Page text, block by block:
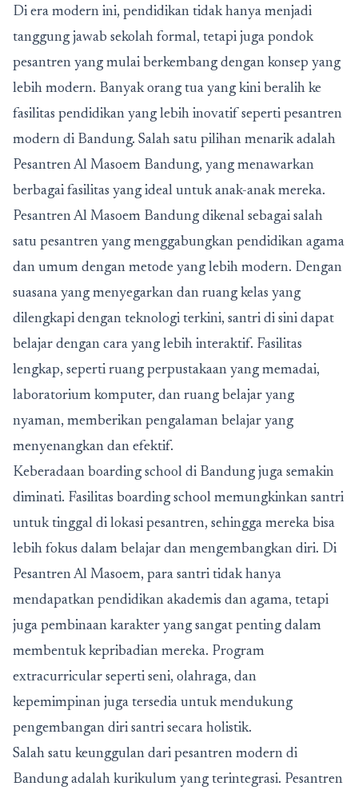
Di era modern ini, pendidikan tidak hanya menjadi
tanggung jawab sekolah formal, tetapi juga pondok
pesantren yang mulai berkembang dengan konsep yang
lebih modern. Banyak orang tua yang kini beralih ke
fasilitas pendidikan yang lebih inovatif seperti pesantren
modern di Bandung. Salah satu pilihan menarik adalah
Pesantren Al Masoem Bandung, yang menawarkan
berbagai fasilitas yang ideal untuk anak-anak mereka.
Pesantren Al Masoem Bandung dikenal sebagai salah
satu pesantren yang menggabungkan pendidikan agama
dan umum dengan metode yang lebih modern. Dengan
suasana yang menyegarkan dan ruang kelas yang
dilengkapi dengan teknologi terkini, santri di sini dapat
belajar dengan cara yang lebih interaktif. Fasilitas
lengkap, seperti ruang perpustakaan yang memadai,
laboratorium komputer, dan ruang belajar yang
nyaman, memberikan pengalaman belajar yang
menyenangkan dan efektif.
Keberadaan boarding school di Bandung juga semakin
diminati. Fasilitas boarding school memungkinkan santri
untuk tinggal di lokasi pesantren, sehingga mereka bisa
lebih fokus dalam belajar dan mengembangkan diri. Di
Pesantren Al Masoem, para santri tidak hanya
mendapatkan pendidikan akademis dan agama, tetapi
juga pembinaan karakter yang sangat penting dalam
membentuk kepribadian mereka. Program
extracurricular seperti seni, olahraga, dan
kepemimpinan juga tersedia untuk mendukung
pengembangan diri santri secara holistik.
Salah satu keunggulan dari pesantren modern di
Bandung adalah kurikulum yang terintegrasi. Pesantren